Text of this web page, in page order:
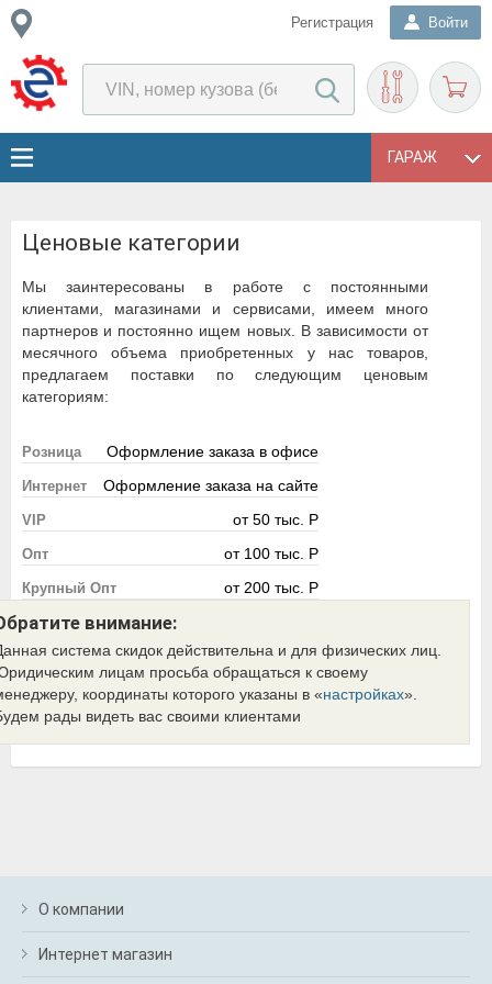
Регистрация Войти
ГАРАЖ
Ценовые категории
Мы заинтересованы в работе с постоянными
клиентами, магазинами и сервисами, имеем много
партнеров и постоянно ищем новых. В зависимости от
месячного объема приобретенных у нас товаров,
предлагаем поставки по следующим ценовым
категориям:
Розница Оформление заказа в офисе
Интернет Оформление заказа на сайте
VIP от 50 тыс. Р
Опт от 100 тыс. Р
Крупный Опт от 200 тыс. Р
внимание:
система скидок действительна и для физических лиц.
лицам просьба обращаться к своему
координаты которого указаны в «настройках».
рады видеть вас своими клиентами
О компании
Интернет магазин